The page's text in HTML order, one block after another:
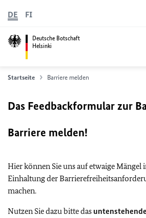
Deutsche Botschaft
Helsinki
DE FI
Startseite Barriere melden
Das Feedbackformular zur
Barriere melden!
Hier können Sie uns auf etwaige Mängel
Einhaltung der
machen.
Nutzen Sie dazu bitte das